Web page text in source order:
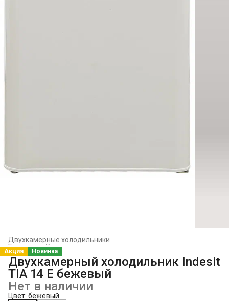
Двухкамерные холодильники
Холодильники и морозильники
Главная ›
Акция Новинка
Двухкамерный холодильник Indesit
TIA 14 E бежевый
Нет в наличии
Цвет: бежевый